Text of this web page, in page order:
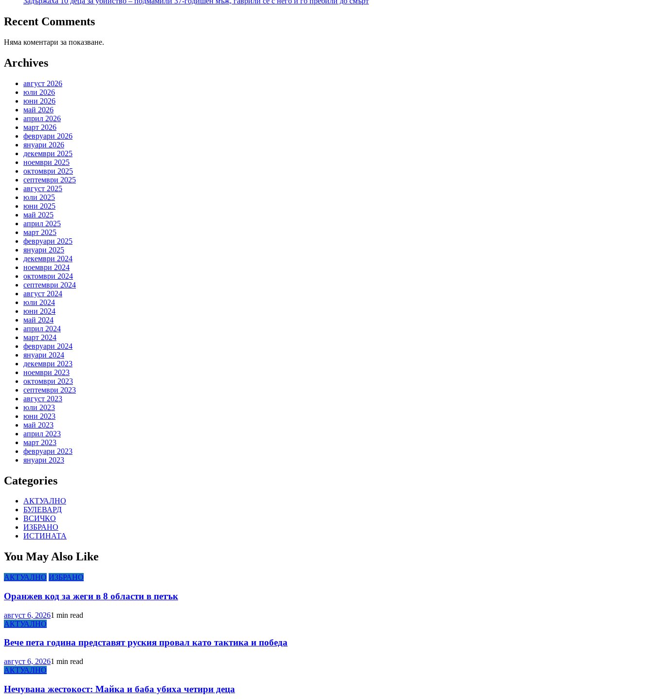
Recent Comments
Няма коментари за показване.
Archives
август 2026
юли 2026
юни 2026
май 2026
април 2026
март 2026
февруари 2026
януари 2026
декември 2025
ноември 2025
октомври 2025
септември 2025
август 2025
юли 2025
юни 2025
май 2025
април 2025
март 2025
февруари 2025
януари 2025
декември 2024
ноември 2024
октомври 2024
септември 2024
август 2024
юли 2024
юни 2024
май 2024
април 2024
март 2024
февруари 2024
януари 2024
декември 2023
ноември 2023
октомври 2023
септември 2023
август 2023
юли 2023
юни 2023
май 2023
април 2023
март 2023
февруари 2023
януари 2023
Categories
АКТУАЛНО
БУЛЕВАРД
ВСИЧКО
ИЗБРАНО
ИСТИНАТА
You May Also Like
АКТУАЛНО ИЗБРАНО
Оранжев код за жеги в 8 области в петък
август 6, 20261 min read
АКТУАЛНО
Вече пета година представят руския провал като тактика и победа
август 6, 20261 min read
АКТУАЛНО
Нечувана жестокост: Майка и баба убиха четири деца